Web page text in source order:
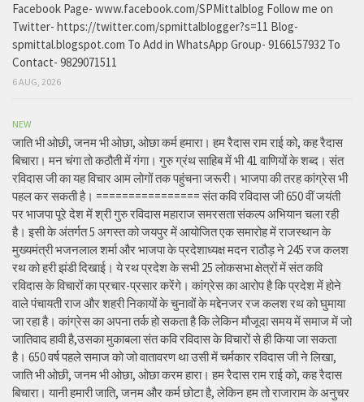
Facebook Page- www.facebook.com/SPMittalblog Follow me on
Twitter- https://twitter.com/spmittalblogger?s=11 Blog-
spmittal.blogspot.com To Add in WhatsApp Group- 9166157932 To
Contact- 9829071511
6 AUG, 2026
NEW
जाति भी ओछी, जनम भी ओछा, ओछा कर्म हमारा। हम रैदास राम राई को, कह रैदास
बिचारा। मन चंगा तो कठौती में गंगा। गुरु ग्रंथ साहिब में भी 41 वाणियों के शब्द। संत
रविदास जी का यह विचार आम लोगों तक पहुंचना जरूरी। भाजपा की तरह कांग्रेस भी
पहल कर सकती है। ================ संत कवि रविदास जी 650 वीं जयंती
पर भाजपा पूरे देश में श्री गुरु रविदास महाराज समरसता संकल्प अभियान चला रही
है। इसी के अंतर्गत 5 अगस्त को जयपुर में आयोजित एक समारोह में राजस्थान के
मुख्यमंत्री भजनलाल शर्मा और भाजपा के प्रदेशाध्यक्ष मदन राठौड़ ने 245 रज कलश
रथ को हरी झंडी दिखाई। ये रथ प्रदेश के सभी 25 लोकसभा क्षेत्रों में संत कवि
रविदास के विचारों का प्रचार-प्रसार करेंगे। कांग्रेस का आरोप है कि प्रदेश में होने
वाले पंचायती राज और शहरी निकायों के चुनावों के मद्देनजर रज कलश रथ को घुमाया
जा रहा है। कांग्रेस का अपना तर्क हो सकता है कि लेकिन मौजूदा समय में समाज में जो
जातिवाद हावी है,उसका मुकाबला संत कवि रविदास के विचारों से ही किया जा सकता
है। 650 वर्ष पहले समाज को जो वातावरण था उसी में चर्मकार रविदास जी ने लिखा,
जाति भी ओछी, जनम भी ओछा, ओछा करम हारा। हम रैदास राम राई को, कह रैदास
बिचारा। यानी हमारी जाति, जनम और कर्म छोटा है, लेकिन हम तो राजाराम के अनुचर